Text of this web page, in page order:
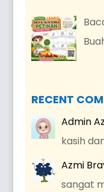
RECENT
Admin
kasih
Azmi
sangat